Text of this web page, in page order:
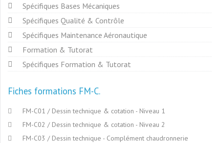
Spécifiques Bases Mécaniques
Spécifiques Qualité & Contrôle
Spécifiques Maintenance Aéronautique
Formation & Tutorat
Spécifiques Formation & Tutorat
Fiches formations FM-C
FM-C01 / Dessin technique & cotation - Niveau 1
FM-C02 / Dessin technique & cotation - Niveau 2
FM-C03 / Dessin technique - Complément chaudronnerie